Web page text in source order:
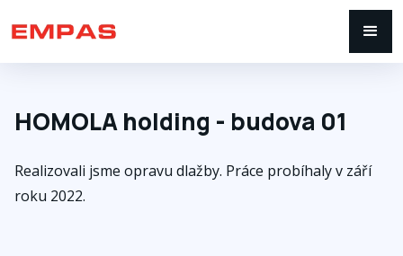
HOMOLA holding - budova 01
Realizovali jsme opravu dlažby. Práce probíhaly v září
roku 2022.